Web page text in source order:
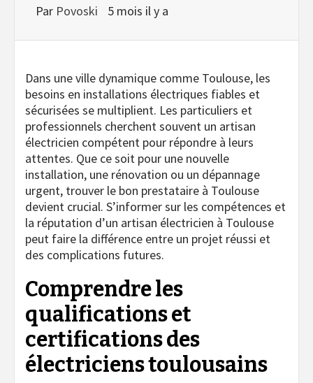
Par Povoski 5 mois il y a
Dans une ville dynamique comme Toulouse, les
besoins en installations électriques fiables et
sécurisées se multiplient. Les particuliers et
professionnels cherchent souvent un artisan
électricien compétent pour répondre à leurs
attentes. Que ce soit pour une nouvelle
installation, une rénovation ou un dépannage
urgent, trouver le bon prestataire à Toulouse
devient crucial. S’informer sur les compétences et
la réputation d’un artisan électricien à Toulouse
peut faire la différence entre un projet réussi et
des complications futures.
Comprendre les
qualifications et
certifications des
électriciens toulousains